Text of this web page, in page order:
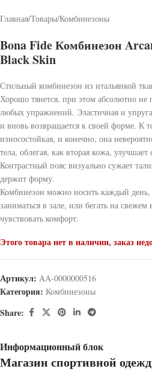
Главная/Товары/Комбинезоны
Bona Fide Комбинезон
Black Skin
Стильный комбинезон из итальянкой
Хорошо тянется, при этом абсолютно не
любых упражнений. Эластичная и
и вновь возвращается к своей форме. К
износостойкая, и конечно, она
тела, облегая, как вторая кожа,
Контрастный пояс визуально сужает
держит форму.
Комбинезон можно носить каждый день,
заниматься в зале, или бегать на
чувствовать комфорт.
Этого товара нет в наличии, заказ
Артикул: AA-0000000516
Категория: Комбинезоны
Share:
Информационный блок
Магазин спортивной